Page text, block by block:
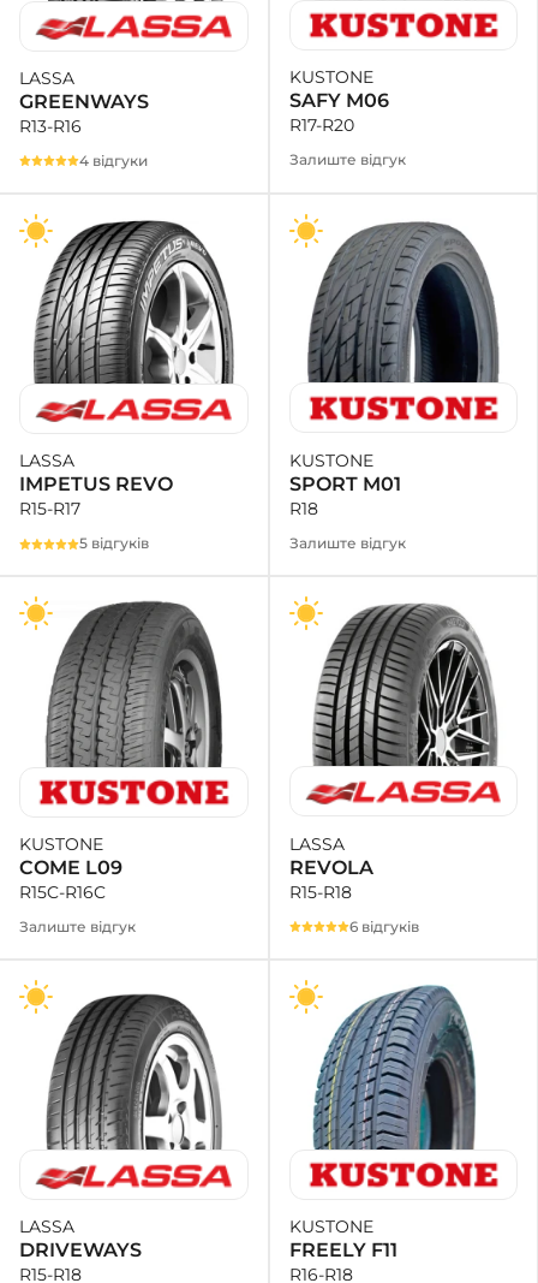
LASSA
GREENWAYS
R13-R16
4 відгуки
KUSTONE
SAFY M06
R17-R20
Залиште відгук
LASSA
IMPETUS REVO
R15-R17
5 відгуків
KUSTONE
SPORT M01
R18
Залиште відгук
KUSTONE
COME L09
R15C-R16C
Залиште відгук
LASSA
REVOLA
R15-R18
6 відгуків
LASSA
DRIVEWAYS
R15-R18
KUSTONE
FREELY F11
R16-R18